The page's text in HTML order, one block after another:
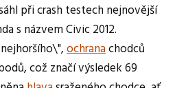
při crash testech nejnovější
s názvem Civic 2012.
ochranachodců
což značí výsledek 69